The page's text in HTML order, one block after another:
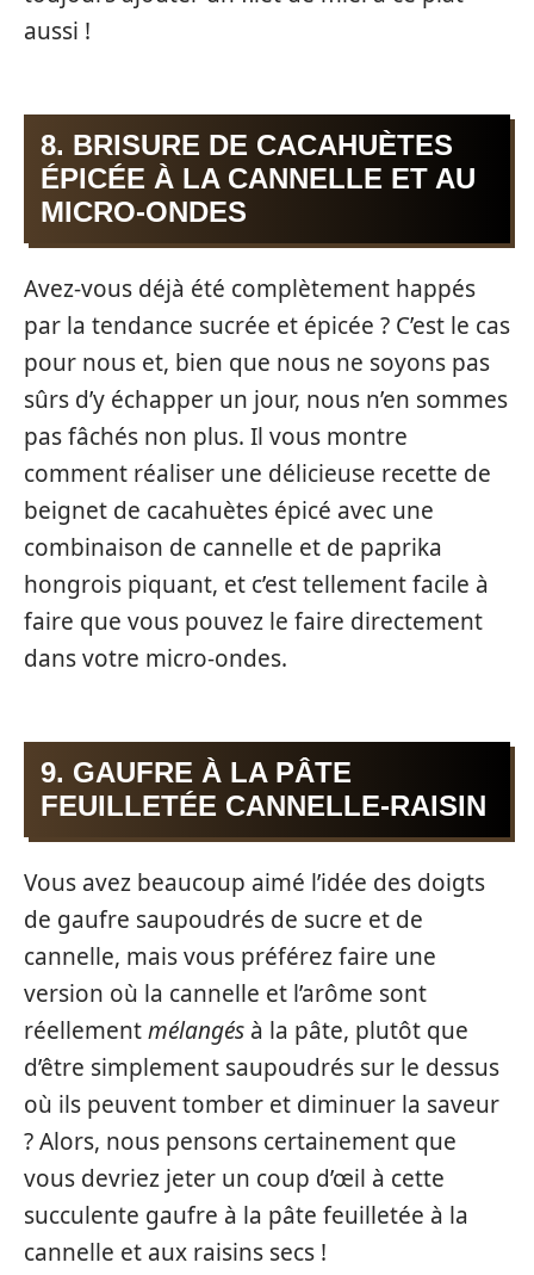
aussi !
8. BRISURE DE CACAHUÈTES
ÉPICÉE À LA CANNELLE ET AU
MICRO-ONDES
Avez-vous déjà été complètement happés
par la tendance sucrée et épicée ? C’est le cas
pour nous et, bien que nous ne soyons pas
sûrs d’y échapper un jour, nous n’en sommes
pas fâchés non plus. Il vous montre
comment réaliser une délicieuse recette de
beignet de cacahuètes épicé avec une
combinaison de cannelle et de paprika
hongrois piquant, et c’est tellement facile à
faire que vous pouvez le faire directement
dans votre micro-ondes.
9. GAUFRE À LA PÂTE
FEUILLETÉE CANNELLE-RAISIN
Vous avez beaucoup aimé l’idée des doigts
de gaufre saupoudrés de sucre et de
cannelle, mais vous préférez faire une
version où la cannelle et l’arôme sont
réellementmélangés à la pâte, plutôt que
d’être simplement saupoudrés sur le dessus
où ils peuvent tomber et diminuer la saveur
? Alors, nous pensons certainement que
vous devriez jeter un coup d’œil à cette
succulente gaufre à la pâte feuilletée à la
cannelle et aux raisins secs !